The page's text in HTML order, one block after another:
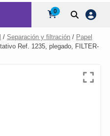
0
/ Separación y filtración / Papel
Ref. 1235, plegado, FILTER-